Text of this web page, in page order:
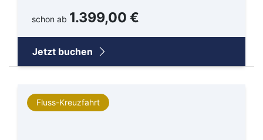
schon ab 1.399,00 €
Jetzt buchen
Fluss-Kreuzfahrt